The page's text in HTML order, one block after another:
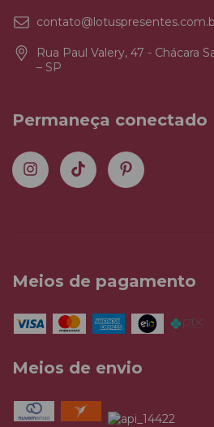
Rua Paul Valery, 47 - Chácara
– SP
Permaneça conectado
Meios de pagamento
Meios de envio